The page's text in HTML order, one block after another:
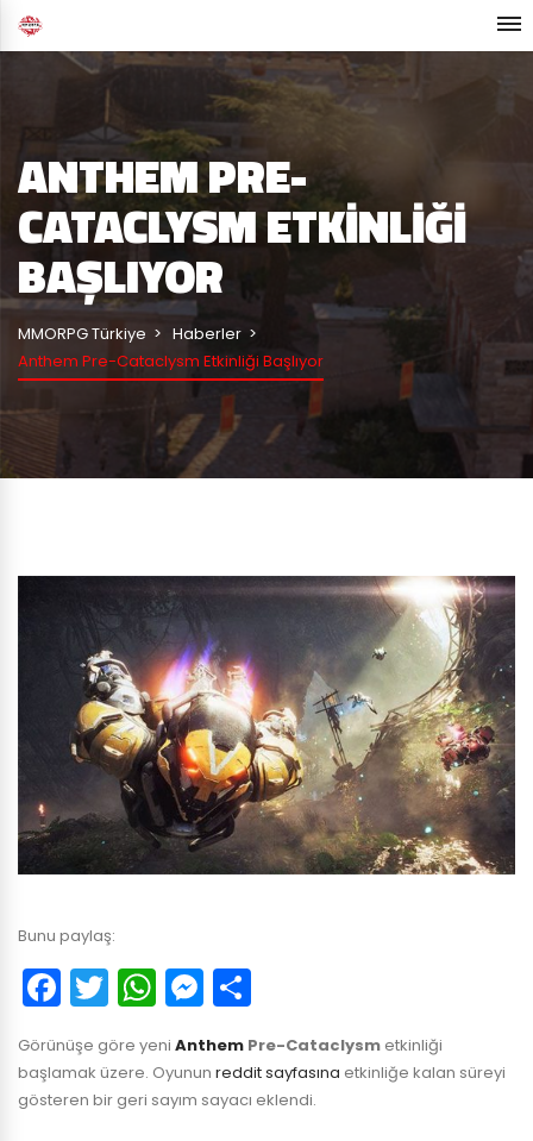
ANTHEM PRE-
CATACLYSM ETKINLIĞI
BAŞLIYOR
MMORPG Türkiye
Haberler
Anthem Pre-Cataclysm Etkinliği Başlıyor
Bunu paylaş:
Facebook
Twitter
WhatsApp
Messenger
Görünüşe göre yeni Anthem Pre-Cataclysm etkinliği
başlamak üzere. Oyunun reddit sayfasına etkinliğe kalan süreyi
gösteren bir geri sayım sayacı eklendi.